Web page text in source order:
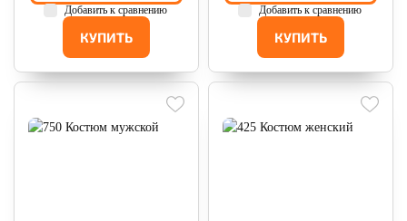
КУПИТЬ
Добавить к сравнению
КУПИТЬ
Добавить к сравнению